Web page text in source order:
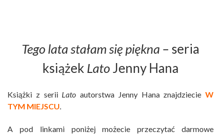
Tego lata stałam się piękna – seria
książek LatoJenny Hana
Książki z seriiLato autorstwa Jenny Hana znajdziecie W
TYM MIEJSCU.
A pod linkami poniżej możecie przeczytać darmowe